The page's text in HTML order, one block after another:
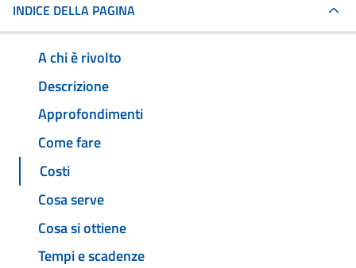
INDICE DELLA PAGINA
A chi è rivolto
Descrizione
Approfondimenti
Come fare
Costi
Cosa serve
Cosa si ottiene
Tempi e scadenze